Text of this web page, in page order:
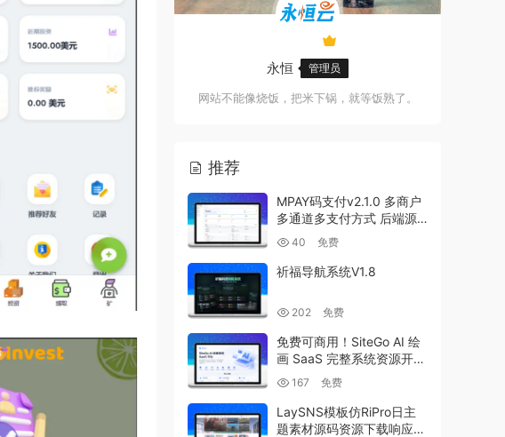
永恒 管理员
网站不能像烧饭，把米下锅，就等饭熟了。
推荐
MPAY码支付v2.1.0 多商户
多通道多支付方式 后端源
码+收款流水监听工具
40 免费
祈福导航系统V1.8
202 免费
免费可商用！SiteGo AI 绘
画 SaaS 完整系统资源开
放，一站式搭建自有 AI 创
作平台
167 免费
LaySNS模板仿RiPro日主
题素材源码资源下载响应式